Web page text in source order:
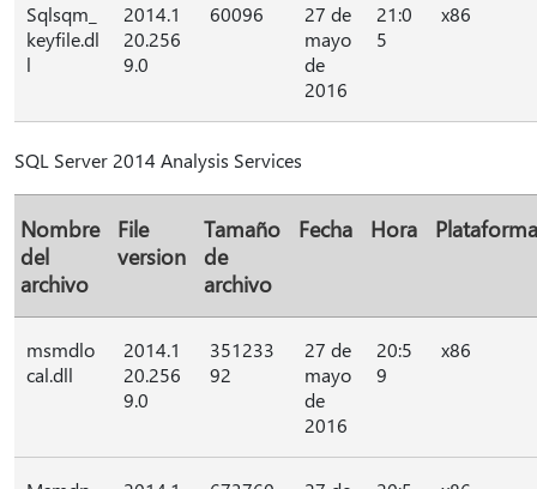
Sqlsqm_
keyfile.dl
l
2014.1
20.256
9.0
60096
27 de
mayo
de
2016
21:0
5
x86
SQL Server 2014 Analysis Services
Nombre
del
archivo
File
version
Tamaño
de
archivo
Fecha Hora Plataforma
msmdlo
cal.dll
2014.1
20.256
9.0
351233
92
27 de
mayo
de
2016
20:5
9
x86